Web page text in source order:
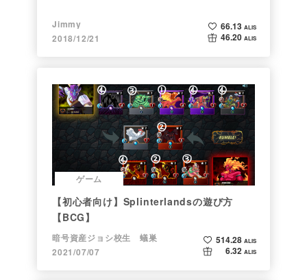
Jimmy
2018/12/21
66.13 ALIS
46.20 ALIS
ゲーム
【初心者向け】Splinterlandsの遊び方
【BCG】
暗号資産ジョシ校生 蟻巣
2021/07/07
514.28 ALIS
6.32 ALIS